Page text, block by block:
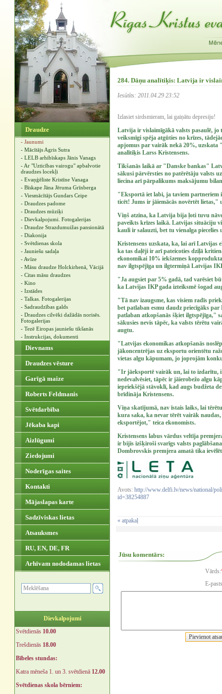
Draudze
- Jaunumi
- Mācītājs Agris Sutra
- LELB arhibīskaps Jānis Vanags
- Ar "Uzticības vairogu" apbalvotie
draudzes locekļi
- Evaņģēliste Kristīne Vanaga
- Bīskape Jāna Jēruma Grīnberga
- Viesmācītājs Gundars Ceipe
- Draudzes padome
- Draudzes mūziķi
- Dievkalpojumi. Fotogalerijas
- Draudze Strazdumuižas pansionātā
- Diakonija
- Svētdienas skola
- Jauniešu sadaļa
- Avīze
- Māsu draudze Holckirhenā, Vācijā
- Citas māsu draudzes
- Kino
- Izstādes
- Talkas. Fotogalerijas
- Sadraudzības galds
- Draudzes cilvēki dažādās norisēs.
Fotogalerijas
- Tezē Eiropas jauniešu tikšanās
- Instrukcijas, dokumenti
Dievnams
Draudzes vēsture
Garīgā maize
Roberts Feldmanis
Svētdarbība
Jēkaba kapi
Aizlūgumi
Ziedojumi
Noderīgas saites
Kontakti
Mājaslapas karte
Sadzīviskas lietas
Atsauksmes
RU, EN, DE, FR
Arhīvam nododamas lietas
Dievkalpojumi
Svētdienās 10.00
Trešdienās 18.00
Bībeles stundas:
Katra mēneša 1. un 3. svētdienā 12.00
Svētdienas skola bērniem:
284. Dāņu analītiķis: Latvija ir
Iesūtīts: 2011.04.29 23:52
Izlasiet sirdsmieram, lai gaiņātu depresiju!
Latvija ir vislaimīgākā valsts pasaulē, jo
veiksmīgi spēja atgūties no krīzes,
apjomus par vairāk nekā 20%, uzskata
analītiķis Larss Kristensens.
Tikšanās laikā ar "Danske bankas"
sākusi pārvērsties no patērētāju valsts
liecina arī pārpalikums maksājumu
"Eksportā iet labi, ja taviem partneriem
ticēt! Jums ir jāiemācās novērtēt
Viņš atzina, ka Latvija bija ļoti tuvu
paveikts krīzes laikā. Latvijas situāciju
kauli ir salauzti, bet tu vienalga piecelies
Kristensens uzskata, ka, lai arī Latvijas
ka tas daļēji ir arī pateicoties dziļā
ekonomikai 10% iekšzemes
nav ilgtspējīga un ilgtermiņā Latvijas
"Ja augsiet par 5% gadā, tad varēsiet
ka Latvijas IKP gada izteiksmē šogad
"Tā nav izaugsme, kas visiem radīs
bet patlaban esmu daudz priecīgāks
patlaban atkopšanās šķiet ilgtspējīga,"
sākusies nevis tāpēc, ka valsts tērētu
augtu.
"Latvijas ekonomikas atkopšanās
jākoncentrējas uz eksportu orientētu
vietas algu kāpumam, jo joprojām
"Ir jāeksportē vairāk un, lai to izdarītu,
nedevalvēsiet, tāpēc ir jāierobežo algu
iepriekšējā stāvoklī, kad augs budžeta
brīdināja Kristensens.
Viņa skatījumā, nav īstais laiks, lai
kura saka, ka nevar tērēt vairāk
eksportējot," teica ekonomists.
Kristensens labus vārdus veltīja
ir bijis izšķiroši svarīgs valsts
Dombrovskis premjera amatā tika
Avots: http://www.delfi.lv/news/national/
id=38254887
« atpakaļ
Jūsu komentārs:
Vārds:
E-